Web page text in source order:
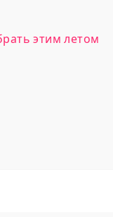
этим летом